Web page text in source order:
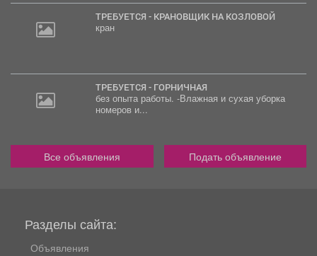
ТРЕБУЕТСЯ - КРАНОВЩИК НА КОЗЛОВОЙ
кран
ТРЕБУЕТСЯ - ГОРНИЧНАЯ
без опыта работы. -Влажная и сухая уборка
номеров и...
Все объявления Подать объявление
Разделы сайта:
Объявления